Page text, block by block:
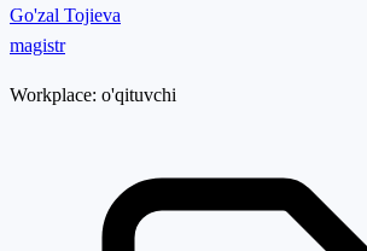
Go'zal Tojieva
magistr
Workplace: o'qituvchi